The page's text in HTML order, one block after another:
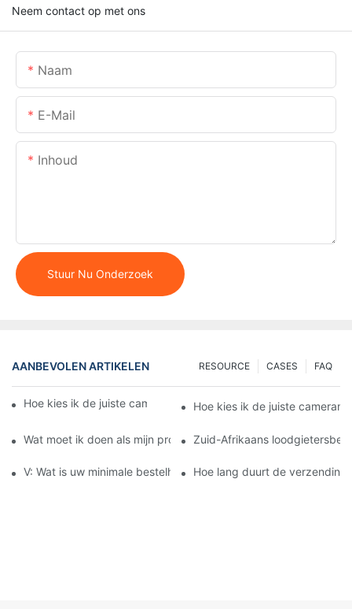
Neem contact op met ons
Naam
E-Mail
Inhoud
Stuur Nu Onderzoek
AANBEVOLEN ARTIKELEN FAQ
CASES
RESOURCE
Hoe kies ik de juiste camera voor mijn toepassing?
Hoe kies ik de juiste
Wat moet ik doen als mijn product tijdens gebruik niet meer
Zuid-Afrikaans
V: Wat is uw minimale bestelhoeveelheid (MOQ)?Hoe lang duurt de verzending?